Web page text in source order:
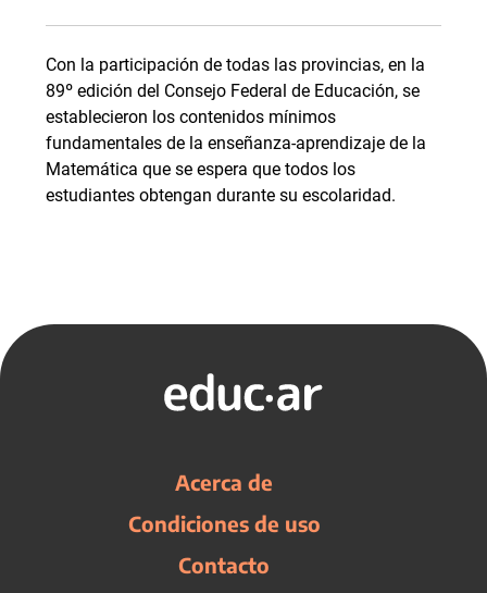
Con la participación de todas las provincias, en la
89º edición del Consejo Federal de Educación, se
establecieron los contenidos mínimos
fundamentales de la enseñanza-aprendizaje de la
Matemática que se espera que todos los
estudiantes obtengan durante su escolaridad.
Acerca de
Condiciones de uso
Contacto